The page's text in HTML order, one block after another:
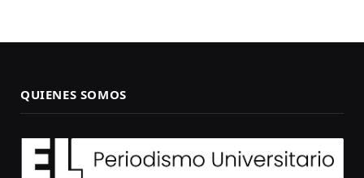
QUIENES SOMOS